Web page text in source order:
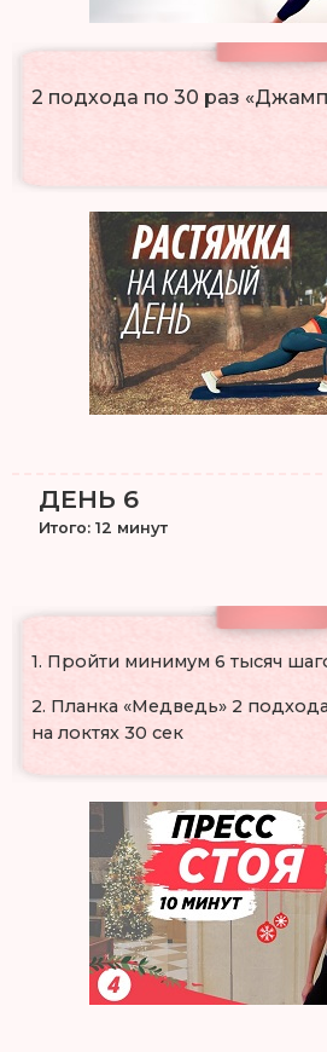
2 подхода по 30 раз
1. Пройти минимум 6 тысяч
2. Планка «Медведь» 2
на локтях 30 сек
ДЕНЬ 6
Итого: 12 минут